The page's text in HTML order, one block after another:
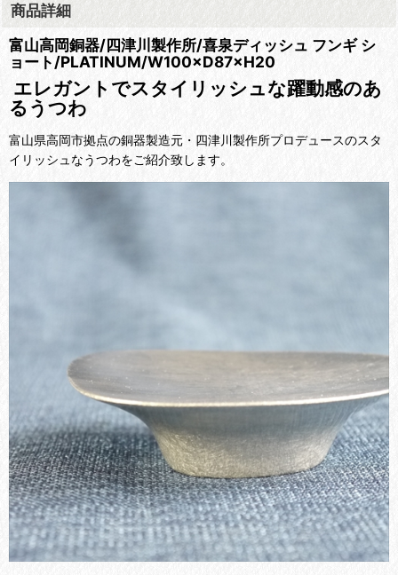
商品詳細
富山高岡銅器/四津川製作所/喜泉ディッシュ フンギ シ
ョート/PLATINUM/W100×D87×H20
エレガントでスタイリッシュな躍動感のあ
るうつわ
富山県高岡市拠点の銅器製造元・四津川製作所プロデュースのスタ
イリッシュなうつわをご紹介致します。